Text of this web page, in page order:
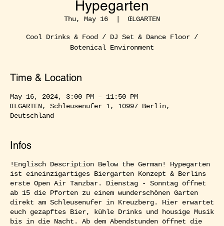
Hypegarten
Thu, May 16
  |
ŒLGARTEN
Cool Drinks & Food / DJ Set & Dance Floor /
Botenical Environment
Time & Location
May 16, 2024, 3:00 PM – 11:50 PM
ŒLGARTEN, Schleusenufer 1, 10997 Berlin,
Deutschland
Infos
!Englisch Description Below the German! Hypegarten
ist eineinzigartiges Biergarten Konzept & Berlins
erste Open Air Tanzbar. Dienstag - Sonntag öffnet
ab 15 die Pforten zu einem wunderschönen Garten
direkt am Schleusenufer in Kreuzberg. Hier erwartet
euch gezapftes Bier, kühle Drinks und housige Musik
bis in die Nacht. Ab dem Abendstunden öffnet die